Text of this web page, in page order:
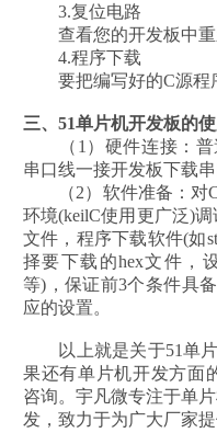
3.复位电路
查看您的开发板中重
4.程序下载
要把编写好的C源程
三、51单片机开发板的使
（1）硬件连接：普
串口线一接开发板下载
（2）软件准备：对C
环境(keilC使用更广泛)
文件，程序下载软件(如
择要下载的hex文件，
等)，保证前3个条件具
应的设置。
以上就是关于51单片
果还有单片机开发方面
咨询。宇凡微专注于单
发，致力于为广大厂家